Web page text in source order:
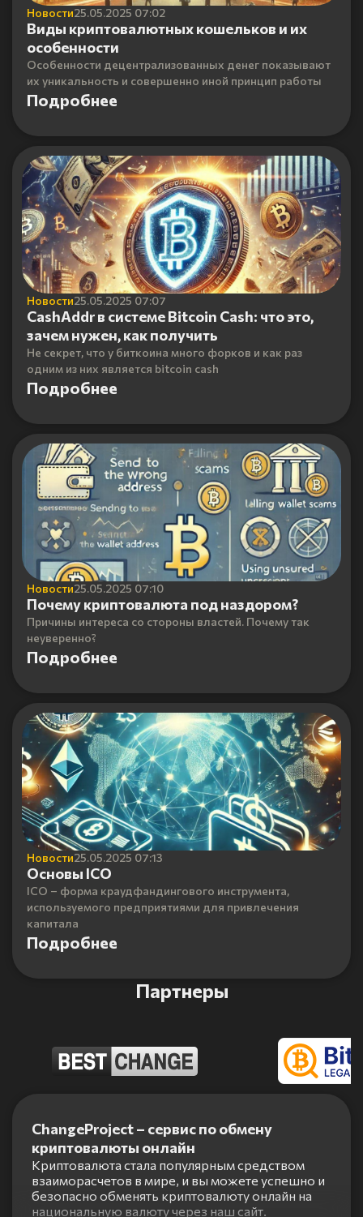
Новости25.05.2025 07:02
Виды криптовалютных кошельков и их
особенности
Особенности децентрализованных денег показывают
их уникальность и совершенно иной принцип работы
Подробнее
Новости25.05.2025 07:07
CashAddr в системе Bitcoin Cash: что это,
зачем нужен, как получить
Не секрет, что у биткоина много форков и как раз
одним из них является bitcoin cash
Подробнее
Новости25.05.2025 07:10
Почему криптовалюта под наздором?
Причины интереса со стороны властей. Почему так
неуверенно?
Подробнее
Новости25.05.2025 07:13
Основы ICO
ICO – форма краудфандингового инструмента,
используемого предприятиями для привлечения
капитала
Подробнее
Партнеры
ChangeProject – сервис по обмену
криптовалюты онлайн
Криптовалюта стала популярным средством
взаиморасчетов в мире, и вы можете успешно и
безопасно обменять криптовалюту онлайн на
национальную валюту через наш сайт.